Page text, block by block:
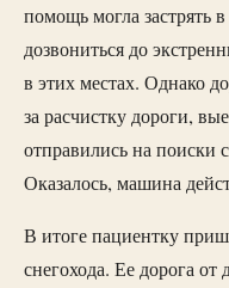
помощь могла застрять
дозвониться до
в этих местах. Однако
за расчистку дороги,
отправились на поиски
Оказалось, машина
В итоге пациентку
снегохода. Ее дорога